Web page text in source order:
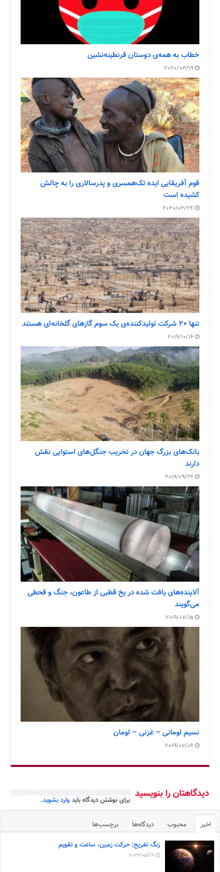
خطاب به همه‌ی دوستان قرنطینه‌نشین
2020/03/19
قوم آفریقایی ایده تک‌همسری و پدرسالاری را به چالش
کشیده است
2020/02/24
تنها ۲۰ شرکت تولیدکننده‌ی یک سوم گازهای گلخانه‌ای هستند
2019/10/16
بانک‌های بزرگ جهان در تخریب جنگل‌های استوایی نقش
دارند
2019/09/26
آلاینده‌های یافت شده در یخ قطبی از طاعون، جنگ و قحطی
می‌گویند
2019/07/15
نسیم لومانی – غزنی – لومان
2019/07/06
دیدگاهتان را بنویسید برای نوشتن دیدگاه بایدوارد بشوید.
اخیر محبوب دیدگاه‌ها برچسب‌ها
زنگ تفریح: حرکت زمین، ساعت و تقویم
2022/05/19